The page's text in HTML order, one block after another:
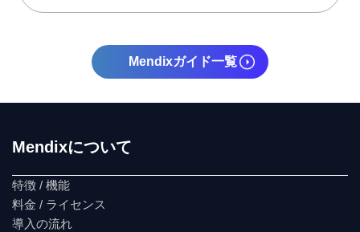
Mendixガイド一覧
Mendixについて
特徴 / 機能
料金 / ライセンス
導入の流れ